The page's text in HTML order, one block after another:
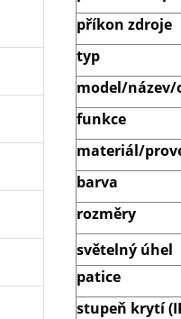
příkon zdroje
typ
model/název/
funkce
materiál/
barva
rozměry
světelný úhel
patice
stupeň krytí